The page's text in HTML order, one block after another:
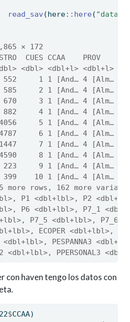
read_sav (here:: here ( "data/
× 172
CUES CCAA    PROV
<dbl> <dbl+l> <dbl+l>
1 1 [And… 4 [Alm…  0
2 1 [And… 4 [Alm…  0
3 1 [And… 4 [Alm…  0
4 1 [And… 4 [Alm…  0
5 1 [And… 4 [Alm…
6 1 [And… 4 [Alm…  0
7 1 [And… 4 [Alm…  0
8 1 [And… 4 [Alm…  0
9 1 [And… 4 [Alm… 13
10 1 [And… 4 [Alm…
more rows, 162 more
P1 <dbl+lbl>, P2
P6 <dbl+lbl>, P7_1
P7_5 <dbl+lbl>, P7_6
ECOPER <dbl+lbl>,
<dbl+lbl>, PESPANNA3
<dbl+lbl>, PPERSONAL3
con haven tengo los datos con
$CCAA)